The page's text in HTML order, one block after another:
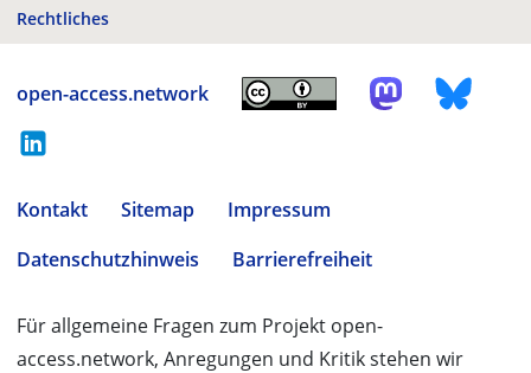
Rechtliches
open-access.network
Kontakt Sitemap
Impressum
Datenschutzhinweis
Barrierefreiheit
Für allgemeine Fragen zum Projekt open-
access.network, Anregungen und Kritik stehen wir